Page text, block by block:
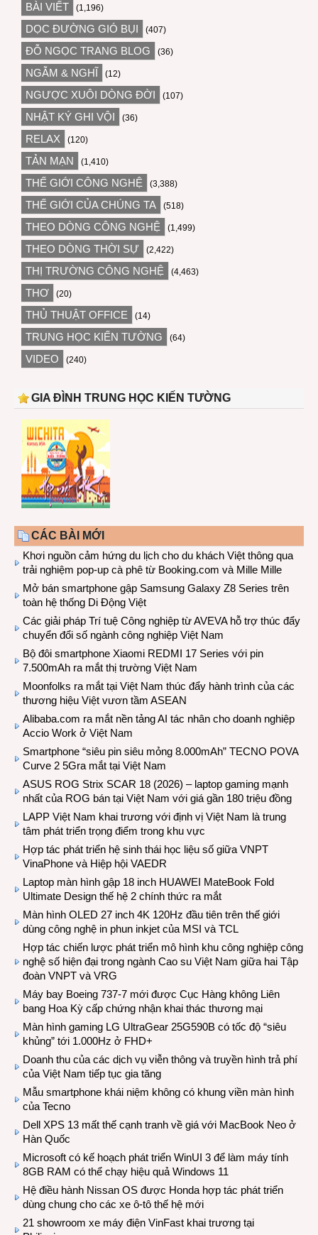
BÀI VIẾT (1,196)
DỌC ĐƯỜNG GIÓ BỤI (407)
ĐỖ NGỌC TRANG BLOG (36)
NGẪM & NGHĨ (12)
NGƯỢC XUÔI DÒNG ĐỜI (107)
NHẬT KÝ GHI VỘI (36)
RELAX (120)
TẢN MẠN (1,410)
THẾ GIỚI CÔNG NGHỆ (3,388)
THẾ GIỚI CỦA CHÚNG TA (518)
THEO DÒNG CÔNG NGHỆ (1,499)
THEO DÒNG THỜI SỰ (2,422)
THỊ TRƯỜNG CÔNG NGHỆ (4,463)
THƠ (20)
THỦ THUẬT OFFICE (14)
TRUNG HỌC KIẾN TƯỜNG (64)
VIDEO (240)
GIA ĐÌNH TRUNG HỌC KIẾN TƯỜNG
CÁC BÀI MỚI
Khơi nguồn cảm hứng du lịch cho du khách Việt thông qua
trải nghiệm pop-up cà phê từ Booking.com và Mille Mille
Mở bán smartphone gập Samsung Galaxy Z8 Series trên
toàn hệ thống Di Động Việt
Các giải pháp Trí tuệ Công nghiệp từ AVEVA hỗ trợ thúc đẩy
chuyển đổi số ngành công nghiệp Việt Nam
Bộ đôi smartphone Xiaomi REDMI 17 Series với pin
7.500mAh ra mắt thị trường Việt Nam
Moonfolks ra mắt tại Việt Nam thúc đẩy hành trình của các
thương hiệu Việt vươn tầm ASEAN
Alibaba.com ra mắt nền tảng AI tác nhân cho doanh nghiệp
Accio Work ở Việt Nam
Smartphone “siêu pin siêu mỏng 8.000mAh” TECNO POVA
Curve 2 5Gra mắt tại Việt Nam
ASUS ROG Strix SCAR 18 (2026) – laptop gaming mạnh
nhất của ROG bán tại Việt Nam với giá gần 180 triệu đồng
LAPP Việt Nam khai trương với định vị Việt Nam là trung
tâm phát triển trọng điểm trong khu vực
Hợp tác phát triển hệ sinh thái học liệu số giữa VNPT
VinaPhone và Hiệp hội VAEDR
Laptop màn hình gập 18 inch HUAWEI MateBook Fold
Ultimate Design thế hệ 2 chính thức ra mắt
Màn hình OLED 27 inch 4K 120Hz đầu tiên trên thế giới
dùng công nghệ in phun inkjet của MSI và TCL
Hợp tác chiến lược phát triển mô hình khu công nghiệp công
nghệ số hiện đại trong ngành Cao su Việt Nam giữa hai Tập
đoàn VNPT và VRG
Máy bay Boeing 737-7 mới được Cục Hàng không Liên
bang Hoa Kỳ cấp chứng nhận khai thác thương mại
Màn hình gaming LG UltraGear 25G590B có tốc độ “siêu
khủng” tới 1.000Hz ở FHD+
Doanh thu của các dịch vụ viễn thông và truyền hình trả phí
của Việt Nam tiếp tục gia tăng
Mẫu smartphone khái niệm không có khung viền màn hình
của Tecno
Dell XPS 13 mất thế cạnh tranh về giá với MacBook Neo ở
Hàn Quốc
Microsoft có kế hoạch phát triển WinUI 3 để làm máy tính
8GB RAM có thể chạy hiệu quả Windows 11
Hệ điều hành Nissan OS được Honda hợp tác phát triển
dùng chung cho các xe ô-tô thế hệ mới
21 showroom xe máy điện VinFast khai trương tại